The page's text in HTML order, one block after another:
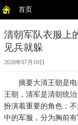
首页
清朝军队衣服上
见兵就躲
2020年07月10日
摘要大清王朝是
王朝，清军是清朝统
扮演着重要的角色；
中的军服，分为胸前